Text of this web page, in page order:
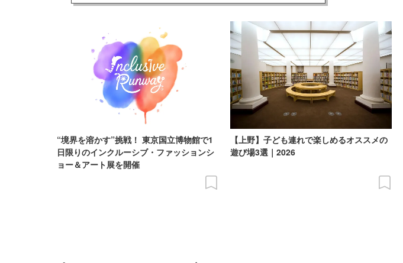
“境界を溶かす”挑戦！ 東京国立博物館で1
日限りのインクルーシブ・ファッションシ
ョー＆アート展を開催
【上野】子ども連れで楽しめるオススメの
遊び場3選｜2026